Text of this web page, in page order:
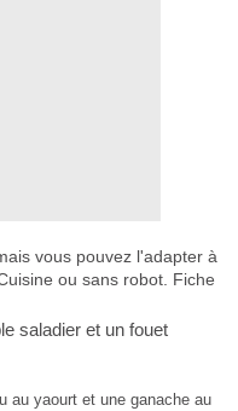
vous pouvez l'adapter à
ou sans robot. Fiche
saladier et un fouet
au yaourt et une ganache au